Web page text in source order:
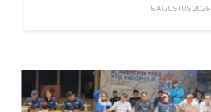
5 AGUSTUS 2026